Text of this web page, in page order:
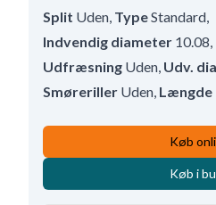
Split Uden, TypeStandard,
Indvendig diameter 10.08,
Udfræsning Uden, Udv.
Smøreriller Uden, Længde
Køb
Køb i